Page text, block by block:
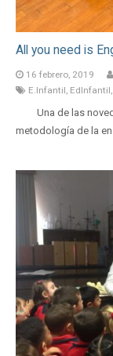
All you need is
16 febrero, 2019
E.Infantil EdInfantil
Una de las
metodología de la